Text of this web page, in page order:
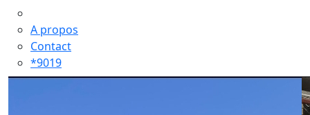
A propos
Contact
*9019